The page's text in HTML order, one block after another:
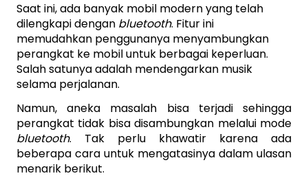
Saat ini, ada banyak mobil modern yang telah
dilengkapi dengan bluetooth. Fitur ini
memudahkan penggunanya menyambungkan
perangkat ke mobil untuk berbagai keperluan.
Salah satunya adalah mendengarkan musik
selama perjalanan.
Namun, aneka masalah bisa terjadi sehingga
bluetooth. Tak perlu khawatir karena ada
beberapa cara untuk mengatasinya dalam ulasan
menarik berikut.